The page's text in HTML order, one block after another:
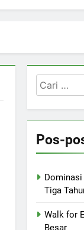
Cari
untuk:
Pos-
Tiga
Walk for
Besar